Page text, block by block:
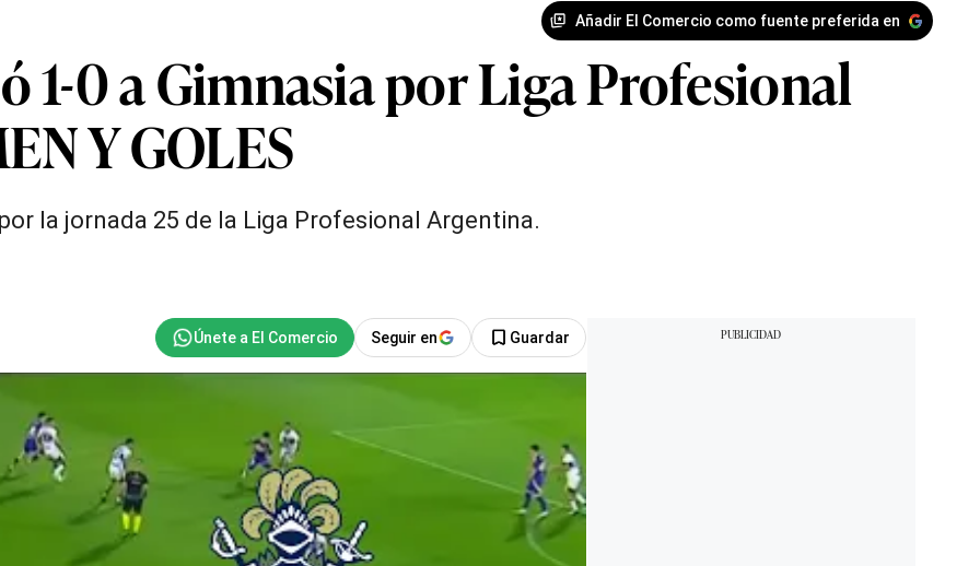
Añadir El Comercio como fuente preferida en
1-0 a Gimnasia por Liga Profesional
Y GOLES
la jornada 25 de la Liga Profesional Argentina.
Seguir en Guardar